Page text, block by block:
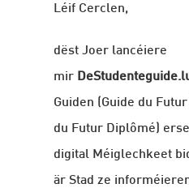
Léif Cerclen,
dëst Joer lancéiere
mir
Guiden (Guide du
du Futur Diplômé)
digital Méiglechkeet
är Stad ze